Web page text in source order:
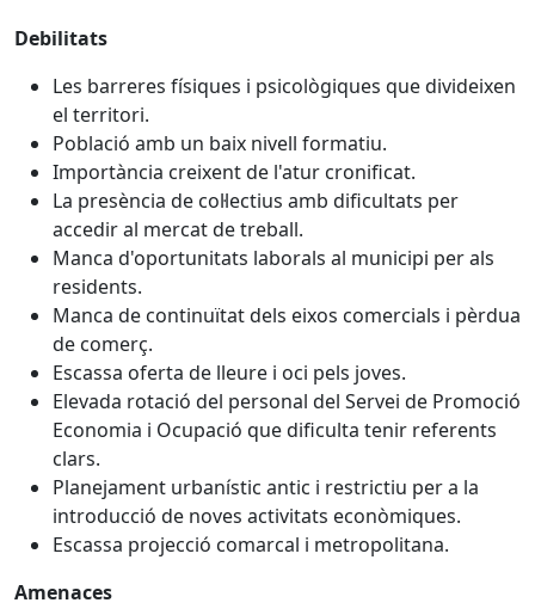
Debilitats
Les barreres físiques i psicològiques que divideixen
el territori.
Població amb un baix nivell formatiu.
Importància creixent de l'atur cronificat.
La presència de col·lectius amb dificultats per
accedir al mercat de treball.
Manca d'oportunitats laborals al municipi per als
residents.
Manca de continuïtat dels eixos comercials i pèrdua
de comerç.
Escassa oferta de lleure i oci pels joves.
Elevada rotació del personal del Servei de Promoció
Economia i Ocupació que dificulta tenir referents
clars.
Planejament urbanístic antic i restrictiu per a la
introducció de noves activitats econòmiques.
Escassa projecció comarcal i metropolitana.
Amenaces